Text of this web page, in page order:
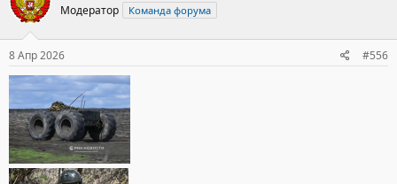
Модератор Команда форума
8 Апр 2026 #556